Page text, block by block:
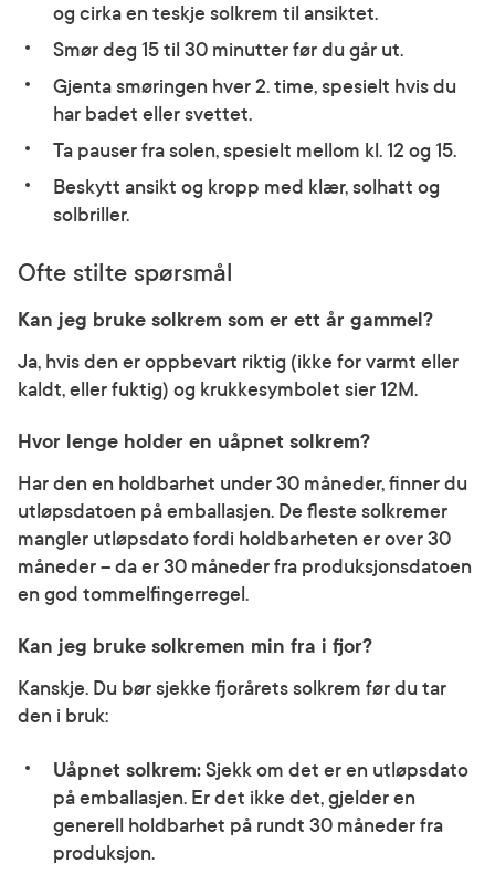
og cirka en teskje solkrem til ansiktet.
Smør deg 15 til 30 minutter før du går ut.
Gjenta smøringen hver 2. time, spesielt hvis du
har badet eller svettet.
Ta pauser fra solen, spesielt mellom kl. 12 og 15.
Beskytt ansikt og kropp med klær, solhatt og
solbriller.
Ofte stilte spørsmål
Kan jeg bruke solkrem som er ett år gammel?
Ja, hvis den er oppbevart riktig (ikke for varmt eller
kaldt, eller fuktig) og krukkesymbolet sier 12M.
Hvor lenge holder en uåpnet solkrem?
Har den en holdbarhet under 30 måneder, finner du
utløpsdatoen på emballasjen. De fleste solkremer
mangler utløpsdato fordi holdbarheten er over 30
måneder – da er 30 måneder fra produksjonsdatoen
en god tommelfingerregel.
Kan jeg bruke solkremen min fra i fjor?
Kanskje. Du bør sjekke fjorårets solkrem før du tar
den i bruk:
Uåpnet solkrem:Sjekk om det er en utløpsdato
på emballasjen. Er det ikke det, gjelder en
generell holdbarhet på rundt 30 måneder fra
produksjon.